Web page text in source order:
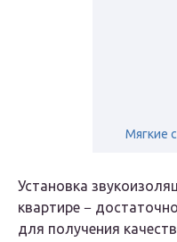
Мягкие
Установка
квартире −
для получения